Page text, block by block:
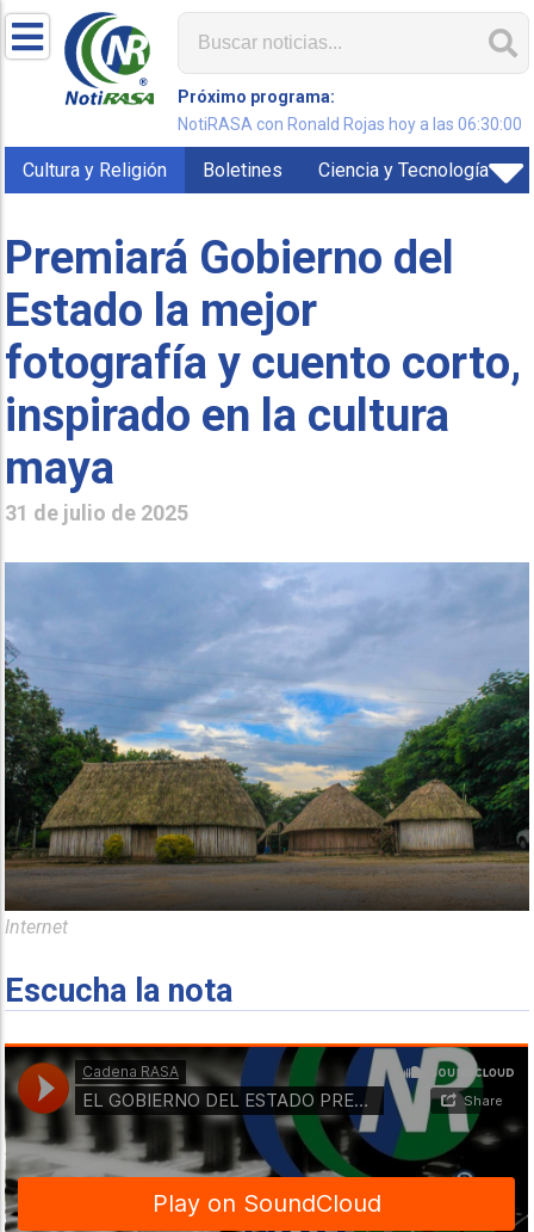
Próximo programa:
NotiRASA con Ronald Rojas hoy a las 06:30:00
Cultura y Religión Boletines Ciencia y Tecnología
Premiará Gobierno del
Estado la mejor
fotografía y cuento corto,
inspirado en la cultura
maya
31 de julio de 2025
Internet
Escucha la nota